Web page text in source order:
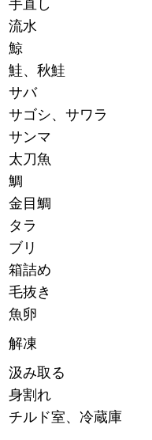
手直し
流水
鯨
鮭、秋鮭
サバ
サゴシ、サワラ
サンマ
太刀魚
鯛
金目鯛
タラ
ブリ
箱詰め
毛抜き
魚卵
解凍
汲み取る
身割れ
チルド室、冷蔵庫